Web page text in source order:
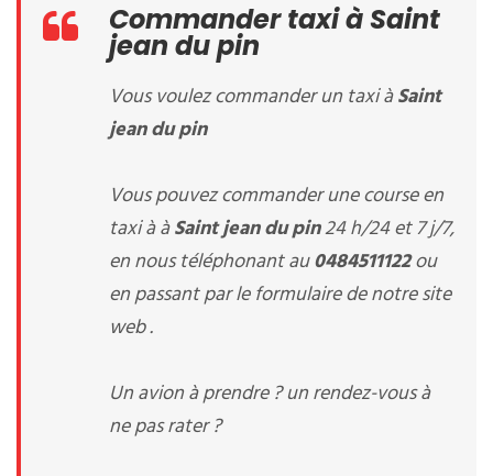
Commander taxi à Saint
jean du pin
Vous voulez commander un taxi àSaint
jean du pin
Vous pouvez commander une course en
taxi à àSaint jean du pin24 h/24 et 7 j/7,
en nous téléphonant au0484511122ou
en passant par le formulaire de notre site
web .
Un avion à prendre ? un rendez-vous à
ne pas rater ?